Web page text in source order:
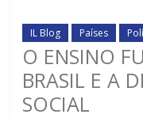
IL Blog Países
O ENSINO
BRASIL E A
SOCIAL